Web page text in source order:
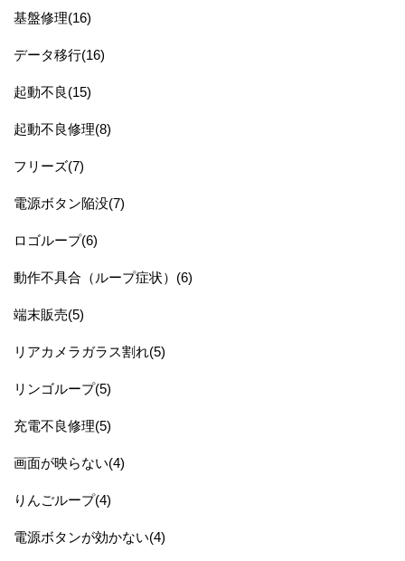
基盤修理(16)
データ移行(16)
起動不良(15)
起動不良修理(8)
フリーズ(7)
電源ボタン陥没(7)
ロゴループ(6)
動作不具合（ループ症状）(6)
端末販売(5)
リアカメラガラス割れ(5)
リンゴループ(5)
充電不良修理(5)
画面が映らない(4)
りんごループ(4)
電源ボタンが効かない(4)